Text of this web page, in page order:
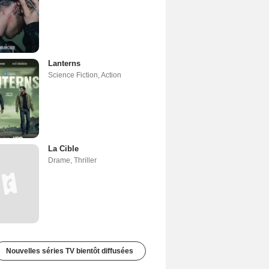
Lanterns
Science Fiction,Action
La Cible
Drame, Thriller
Nouvelles séries TV bientôt diffusées